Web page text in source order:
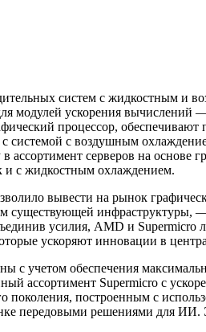
систем с жидкостным
модулей ускорения
процессор,
системой с воздушным
ассортимент серверов на
и с жидкостным охлаждением.
вывести на рынок
существующей
усилия, AMD и
ускоряют инновации в
с учетом обеспечения
ассортимент Supermicro с
построенным с
передовыми решениями для